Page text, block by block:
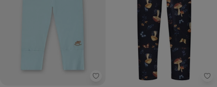
Up Baby - Calça Infantil Unissex